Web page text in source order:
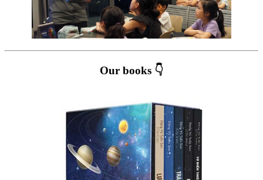
Our books 👇